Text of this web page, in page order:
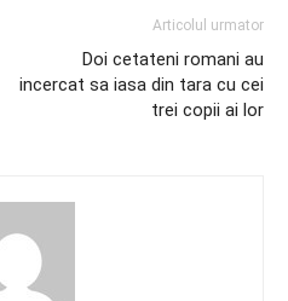
Articolul urmator
Doi cetateni romani au
incercat sa iasa din tara cu cei
trei copii ai lor